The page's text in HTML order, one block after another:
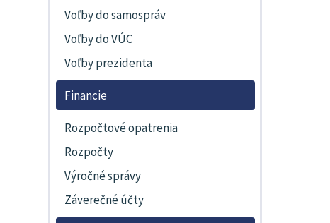
Voľby do samospráv
Voľby do VÚC
Voľby prezidenta
Financie
Rozpočtové opatrenia
Rozpočty
Výročné správy
Záverečné účty